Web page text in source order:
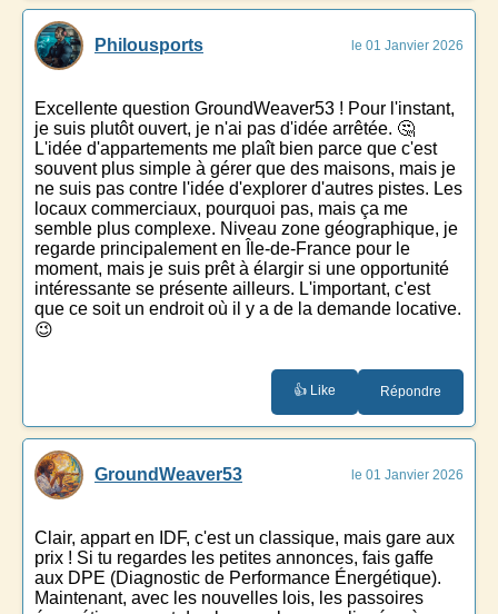
Philousports le 01 Janvier 2026
Excellente question GroundWeaver53 ! Pour l'instant,
je suis plutôt ouvert, je n'ai pas d'idée arrêtée. 🤔
L'idée d'appartements me plaît bien parce que c'est
souvent plus simple à gérer que des maisons, mais je
ne suis pas contre l'idée d'explorer d'autres pistes. Les
locaux commerciaux, pourquoi pas, mais ça me
semble plus complexe. Niveau zone géographique, je
regarde principalement en Île-de-France pour le
moment, mais je suis prêt à élargir si une opportunité
intéressante se présente ailleurs. L'important, c'est
que ce soit un endroit où il y a de la demande locative.
😉
👍 Like Répondre
GroundWeaver53 le 01 Janvier 2026
Clair, appart en IDF, c'est un classique, mais gare aux
prix ! Si tu regardes les petites annonces, fais gaffe
aux DPE (Diagnostic de Performance Énergétique).
Maintenant, avec les nouvelles lois, les passoires